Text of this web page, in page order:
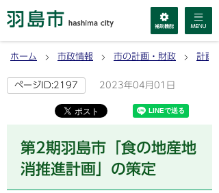
ホーム 市政情報 市の計画・財政 計画
ページID:2197 2023年04月01日
第2期羽島市「食の地産地
消推進計画」の策定